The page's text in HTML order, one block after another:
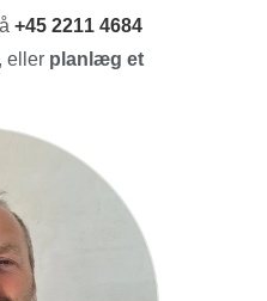
+45 2211 4684
eller planlæg et